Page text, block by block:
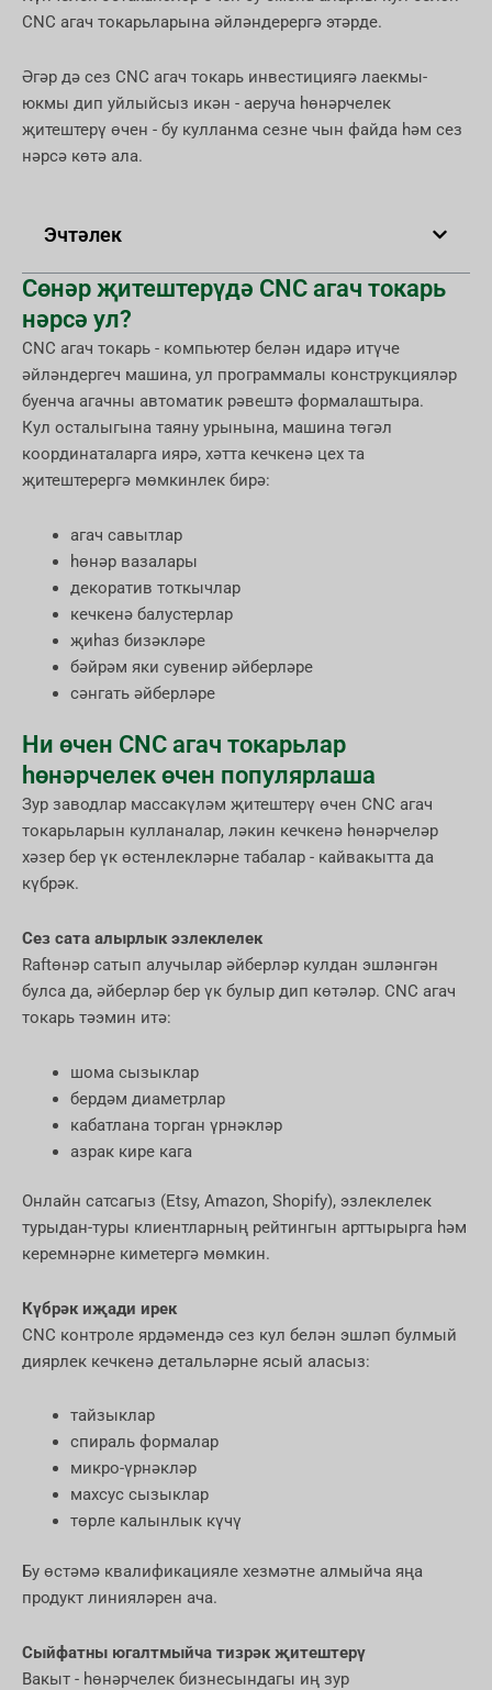
CNC агач токарьларына әйләндерергә этәрде.
Әгәр дә сез CNC агач токарь инвестициягә лаекмы-
юкмы дип уйлыйсыз икән - аеруча һөнәрчелек
җитештерү өчен - бу кулланма сезне чын файда һәм сез
нәрсә көтә ала.
Эчтәлек
Cөнәр җитештерүдә CNC агач токарь
нәрсә ул?
CNC агач токарь - компьютер белән идарә итүче
әйләндергеч машина, ул программалы конструкцияләр
буенча агачны автоматик рәвештә формалаштыра.
Кул осталыгына таяну урынына, машина төгәл
координаталарга иярә, хәтта кечкенә цех та
җитештерергә мөмкинлек бирә:
агач савытлар
һөнәр вазалары
декоратив тоткычлар
кечкенә балустерлар
җиһаз бизәкләре
бәйрәм яки сувенир әйберләре
сәнгать әйберләре
Ни өчен CNC агач токарьлар
һөнәрчелек өчен популярлаша
Зур заводлар массакүләм җитештерү өчен CNC агач
токарьларын кулланалар, ләкин кечкенә һөнәрчеләр
хәзер бер үк өстенлекләрне табалар - кайвакытта да
күбрәк.
Сез сата алырлык эзлеклелек
Raftөнәр сатып алучылар әйберләр кулдан эшләнгән
булса да, әйберләр бер үк булыр дип көтәләр. CNC агач
токарь тәэмин итә:
шома сызыклар
бердәм диаметрлар
кабатлана торган үрнәкләр
азрак кире кага
Онлайн сатсагыз (Etsy, Amazon, Shopify), эзлеклелек
турыдан-туры клиентларның рейтингын арттырырга һәм
керемнәрне киметергә мөмкин.
Күбрәк иҗади ирек
CNC контроле ярдәмендә сез кул белән эшләп булмый
диярлек кечкенә детальләрне ясый аласыз:
тайзыклар
спираль формалар
микро-үрнәкләр
махсус сызыклар
төрле калынлык күчү
Бу өстәмә квалификацияле хезмәтне алмыйча яңа
продукт линияләрен ача.
Сыйфатны югалтмыйча тизрәк җитештерү
Вакыт - һөнәрчелек бизнесындагы иң зур